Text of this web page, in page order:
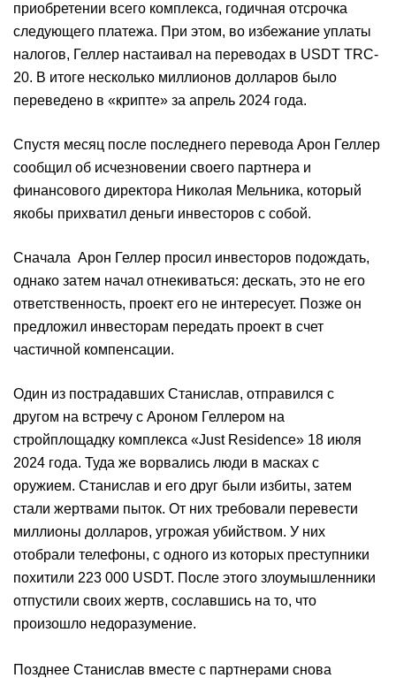
приобретении всего комплекса, годичная отсрочка
следующего платежа. При этом, во избежание уплаты
налогов, Геллер настаивал на переводах в USDT TRC-
20. В итоге несколько миллионов долларов было
переведено в «крипте» за апрель 2024 года.
Спустя месяц после последнего перевода Арон Геллер
сообщил об исчезновении своего партнера и
финансового директора Николая Мельника, который
якобы прихватил деньги инвесторов с собой.
Сначала Арон Геллер просил инвесторов подождать,
однако затем начал отнекиваться: дескать, это не его
ответственность, проект его не интересует. Позже он
предложил инвесторам передать проект в счет
частичной компенсации.
Один из пострадавших Станислав, отправился с
другом на встречу с Ароном Геллером на
стройплощадку комплекса «Just Residence» 18 июля
2024 года. Туда же ворвались люди в масках с
оружием. Станислав и его друг были избиты, затем
стали жертвами пыток. От них требовали перевести
миллионы долларов, угрожая убийством. У них
отобрали телефоны, с одного из которых преступники
похитили 223 000 USDT. После этого злоумышленники
отпустили своих жертв, сославшись на то, что
произошло недоразумение.
Позднее Станислав вместе с партнерами снова